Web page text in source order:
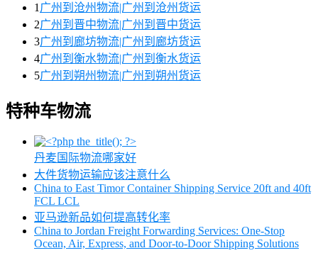
1 广州到沧州物流|广州到沧州货运
2广州到晋中物流|广州到晋中货运
3广州到廊坊物流|广州到廊坊货运
4广州到衡水物流|广州到衡水货运
5广州到朔州物流|广州到朔州货运
特种车物流
丹麦国际物流哪家好
大件货物运输应该注意什么
China to East Timor Container Shipping Service 20ft and 40ft
FCL LCL
亚马逊新品如何提高转化率
China to Jordan Freight Forwarding Services: One-Stop
Ocean, Air, Express, and Door-to-Door Shipping Solutions